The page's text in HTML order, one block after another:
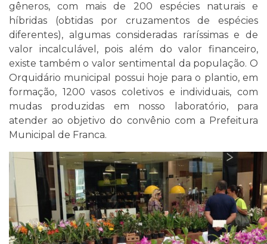
gêneros, com mais de 200 espécies naturais e
híbridas (obtidas por cruzamentos de espécies
diferentes), algumas consideradas raríssimas e de
valor incalculável, pois além do valor financeiro,
existe também o valor sentimental da população. O
Orquidário municipal possui hoje para o plantio, em
formação, 1200 vasos coletivos e individuais, com
mudas produzidas em nosso laboratório, para
atender ao objetivo do convênio com a Prefeitura
Municipal de Franca.